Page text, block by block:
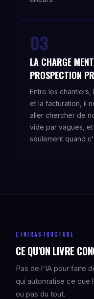
03
LA CHARGE
PROSPECTION
Entre les
et la facturation, il
aller chercher de
vide par vagues,
seulement quand
L'INFRASTRUCTURE
CE QU'ON LIVRE
Pas de l'IA pour faire
qui automatise ce que
ou pas du tout.